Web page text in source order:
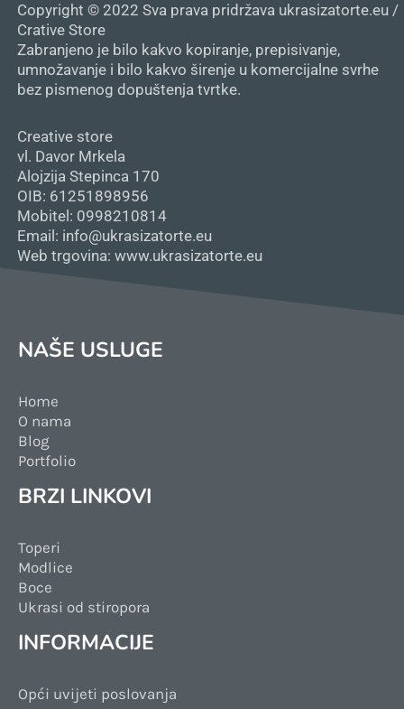
Copyright © 2022 Sva prava pridržava ukrasizatorte.eu /
Crative Store
Zabranjeno je bilo kakvo kopiranje, prepisivanje,
umnožavanje i bilo kakvo širenje u komercijalne svrhe
bez pismenog dopuštenja tvrtke.
Creative store
vl. Davor Mrkela
Alojzija Stepinca 170
OIB: 61251898956
Mobitel: 0998210814
Email: info@ukrasizatorte.eu
Web trgovina: www.ukrasizatorte.eu
NAŠE USLUGE
Home
O nama
Blog
Portfolio
BRZI LINKOVI
Toperi
Modlice
Boce
Ukrasi od stiropora
INFORMACIJE
Opći uvijeti poslovanja